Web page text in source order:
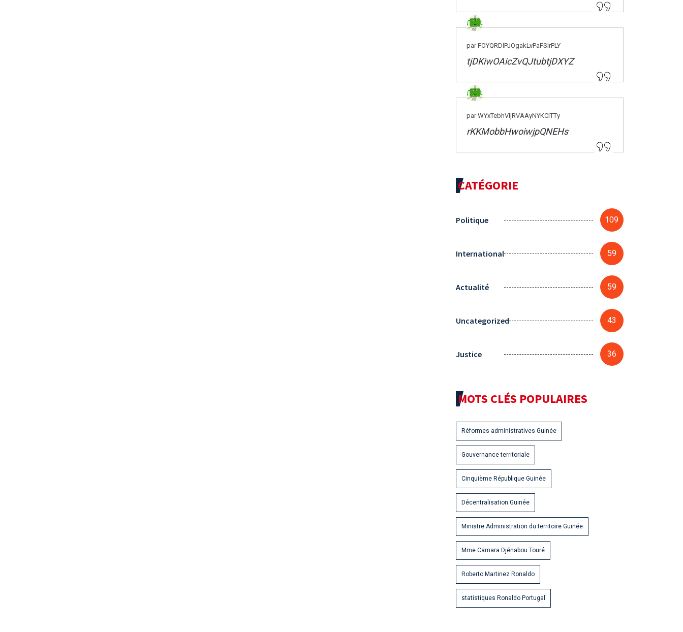
par FOYQRDlPJOgakLvPaFSlrPLY
tjDKiwOAicZvQJtubtjDXYZ
par WYxTebhVljRVAAyNYKClTTy
rKKMobbHwoiwjpQNEHs
CATÉGORIE
Politique 109
International 59
Actualité 59
Uncategorized 43
Justice 36
MOTS CLÉS POPULAIRES
Réformes administratives Guinée
Gouvernance territoriale
Cinquième République Guinée
Décentralisation Guinée
Ministre Administration du territoire Guinée
Mme Camara Djénabou Touré
Roberto Martinez Ronaldo
statistiques Ronaldo Portugal